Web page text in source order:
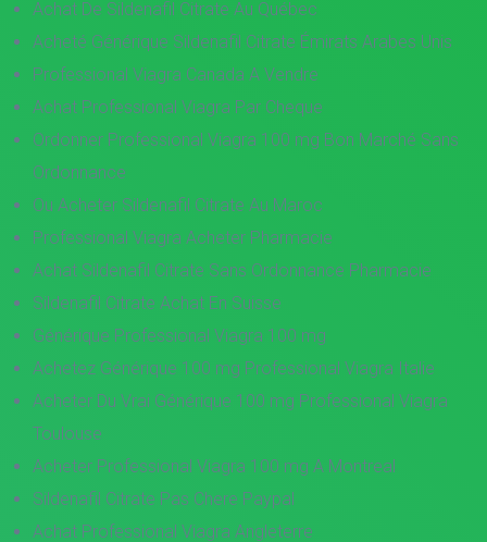
Achat De Sildenafil Citrate Au Québec
Acheté Générique Sildenafil Citrate Émirats Arabes Unis
Professional Viagra Canada A Vendre
Achat Professional Viagra Par Cheque
Ordonner Professional Viagra 100 mg Bon Marché Sans
Ordonnance
Ou Acheter Sildenafil Citrate Au Maroc
Professional Viagra Acheter Pharmacie
Achat Sildenafil Citrate Sans Ordonnance Pharmacie
Sildenafil Citrate Achat En Suisse
Générique Professional Viagra 100 mg
Achetez Générique 100 mg Professional Viagra Italie
Acheter Du Vrai Générique 100 mg Professional Viagra
Toulouse
Acheter Professional Viagra 100 mg A Montreal
Sildenafil Citrate Pas Chere Paypal
Achat Professional Viagra Angleterre